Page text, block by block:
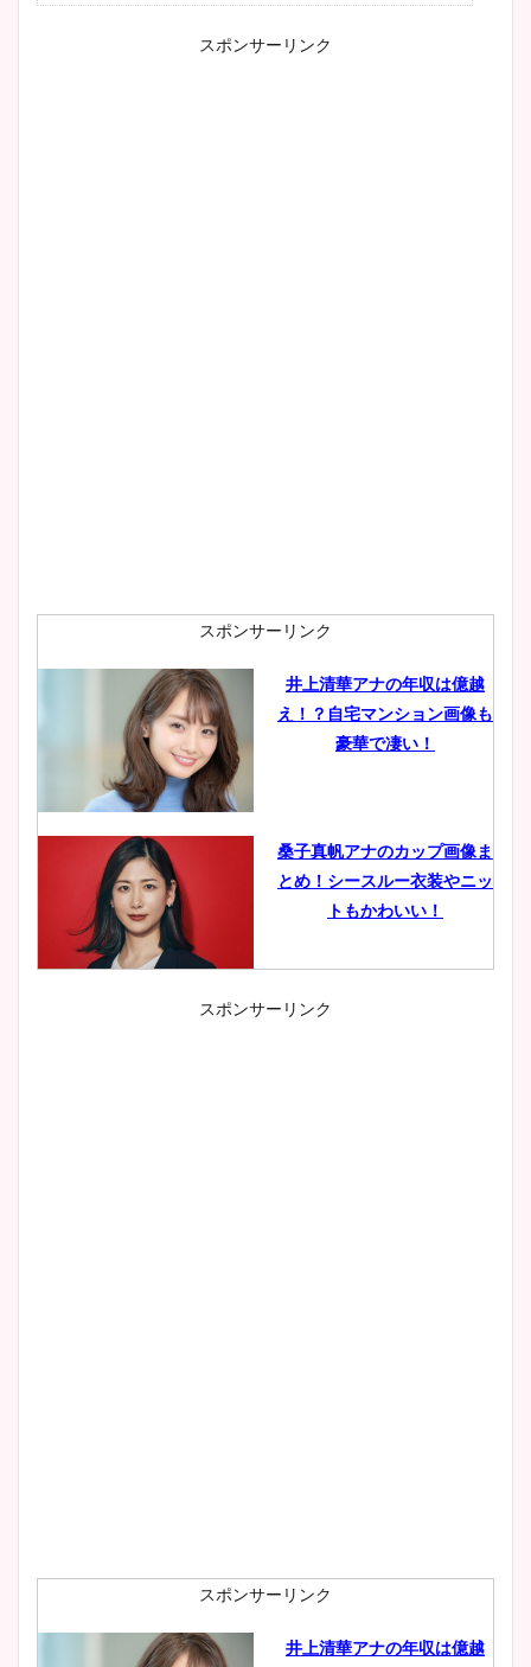
スポンサーリンク
スポンサーリンク
井上清華アナの年収は億越
え！？自宅マンション画像も
豪華で凄い！
桑子真帆アナのカップ画像ま
とめ！シースルー衣装やニッ
トもかわいい！
小室瑛莉子のカップ画像まと
肉も凄い！
スポンサーリンク
スポンサーリンク
井上清華アナの年収は億越